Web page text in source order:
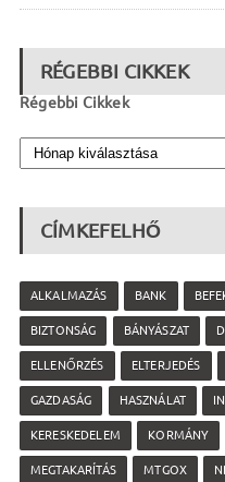
RÉGEBBI CIKKEK
Régebbi Cikkek
CÍMKEFELHŐ
ALKALMAZÁS BANK
BIZTONSÁG BÁNYÁSZAT
ELLENŐRZÉS ELTERJEDÉS
GAZDASÁG HASZNÁLAT
KERESKEDELEM KORMÁNY
MEGTAKARÍTÁS MTGOX